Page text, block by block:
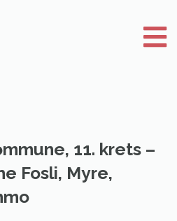
11. krets –
Fosli, Myre,